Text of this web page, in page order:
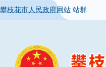
攀枝花市人民政府网站 站群